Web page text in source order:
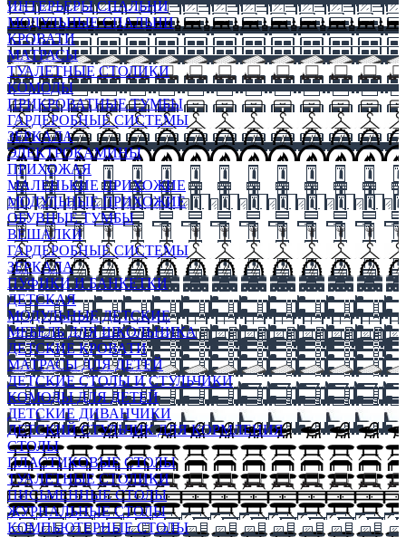
ИНТЕРЬЕРЫ СПАЛЬНИ
МОДУЛЬНЫЕ СПАЛЬНИ
КРОВАТИ
МАТРАСЫ
ТУАЛЕТНЫЕ СТОЛИКИ
КОМОДЫ
ПРИКРОВАТНЫЕ ТУМБЫ
ГАРДЕРОБНЫЕ СИСТЕМЫ
ЗЕРКАЛА
ЭЛЕКТРОКАМИНЫ
ПРИХОЖАЯ
МАЛЕНЬКИЕ ПРИХОЖИЕ
МОДУЛЬНЫЕ ПРИХОЖИЕ
ОБУВНЫЕ ТУМБЫ
ВЕШАЛКИ
ГАРДЕРОБНЫЕ СИСТЕМЫ
ЗЕРКАЛА
ПУФИКИ И БАНКЕТКИ
ДЕТСКАЯ
МОДУЛЬНЫЕ ДЕТСКИЕ
МЕБЕЛЬ ДЛЯ ШКОЛЬНИКА
ДЕТСКИЕ КРОВАТИ
МАТРАСЫ ДЛЯ ДЕТЕЙ
ДЕТСКИЕ СТОЛЫ И СТУЛЬЧИКИ
КОМОДЫ ДЛЯ ДЕТЕЙ
ДЕТСКИЕ ДИВАНЧИКИ
ДЕТСКИЙ СТУЛЬЧИК ДЛЯ КОРМЛЕНИЯ
СТОЛЫ
ПЛАСТИКОВЫЕ СТОЛЫ
ТУАЛЕТНЫЕ СТОЛИКИ
ПИСЬМЕННЫЕ СТОЛЫ
ЖУРНАЛЬНЫЕ СТОЛЫ
КОМПЬЮТЕРНЫЕ СТОЛЫ